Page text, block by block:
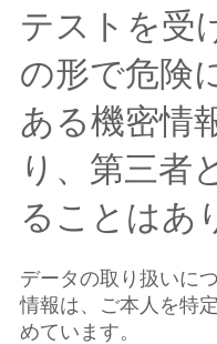
テストを受
の形で危険
ある機密情
り、第三者
ることはあ
データの取り扱いに
情報は、ご本人を特
めています。